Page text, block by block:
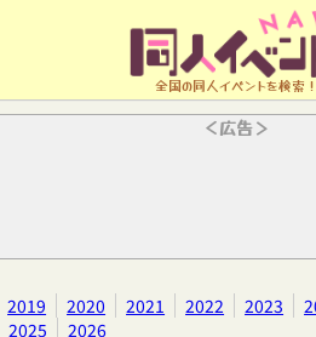
全国の同人イベントを検索！
＜広告＞
2019 2020 2021 2022 2023
2025
2026